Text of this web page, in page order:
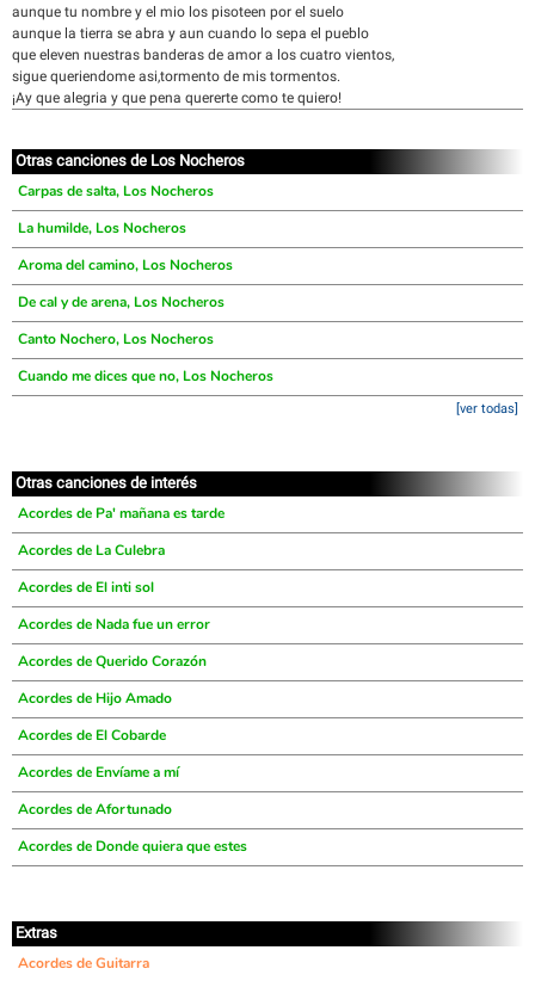
aunque tu nombre y el mio los pisoteen por el suelo
aunque la tierra se abra y aun cuando lo sepa el pueblo
que eleven nuestras banderas de amor a los cuatro vientos,
sigue queriendome asi,tormento de mis tormentos.
¡Ay que alegria y que pena quererte como te quiero!
Otras canciones de Los Nocheros
Carpas de salta, Los Nocheros
La humilde, Los Nocheros
Aroma del camino, Los Nocheros
De cal y de arena, Los Nocheros
Canto Nochero, Los Nocheros
Cuando me dices que no, Los Nocheros
[ver todas]
Otras canciones de interés
Acordes de Pa' mañana es tarde
Acordes de La Culebra
Acordes de El inti sol
Acordes de Nada fue un error
Acordes de Querido Corazón
Acordes de Hijo Amado
Acordes de El Cobarde
Acordes de Envíame a mí
Acordes de Afortunado
Acordes de Donde quiera que estes
Extras
Acordes de Guitarra